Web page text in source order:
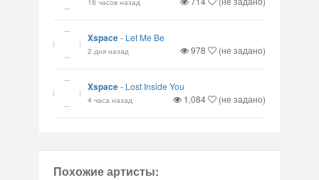
Xspace- Let Me Be
2 дня назад 978 (не задано)
Xspace- Lost Inside You
4 часа назад 1,084 (не задано)
Похожие артисты: